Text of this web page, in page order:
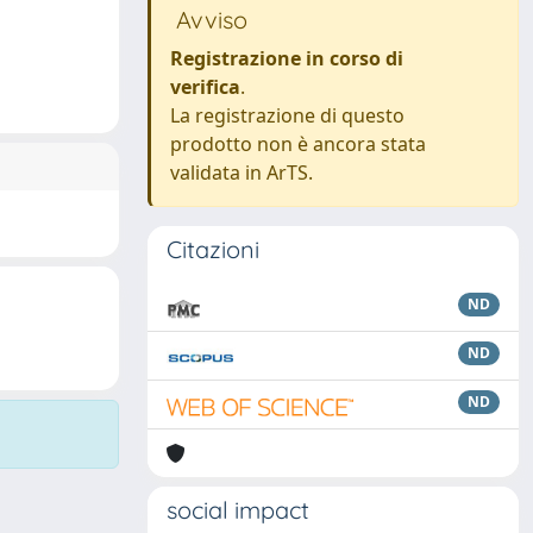
Avviso
Registrazione in corso di
verifica.
La registrazione di questo
prodotto non è ancora stata
validata in ArTS.
Citazioni
ND
ND
ND
social impact